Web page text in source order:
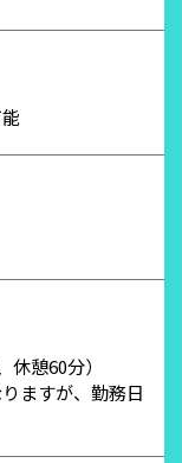
憩60分）
ますが、勤務日